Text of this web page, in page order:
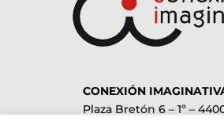
CONEXIÓN
Plaza Bretón 6 – 1º –